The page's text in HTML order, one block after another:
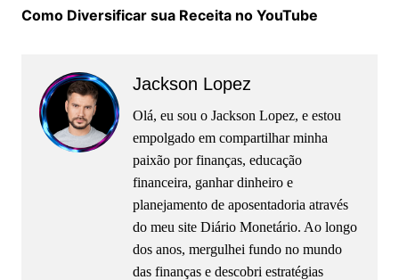
Como Diversificar sua Receita no YouTube
Jackson Lopez
Olá, eu sou o Jackson Lopez, e estou
empolgado em compartilhar minha
paixão por finanças, educação
financeira, ganhar dinheiro e
planejamento de aposentadoria através
do meu site Diário Monetário. Ao longo
dos anos, mergulhei fundo no mundo
das finanças e descobri estratégias